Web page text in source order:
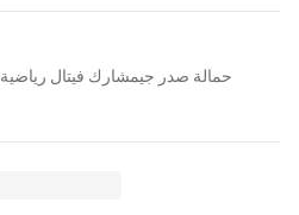
حمالة صدر جيمشارك فيتال رياضية